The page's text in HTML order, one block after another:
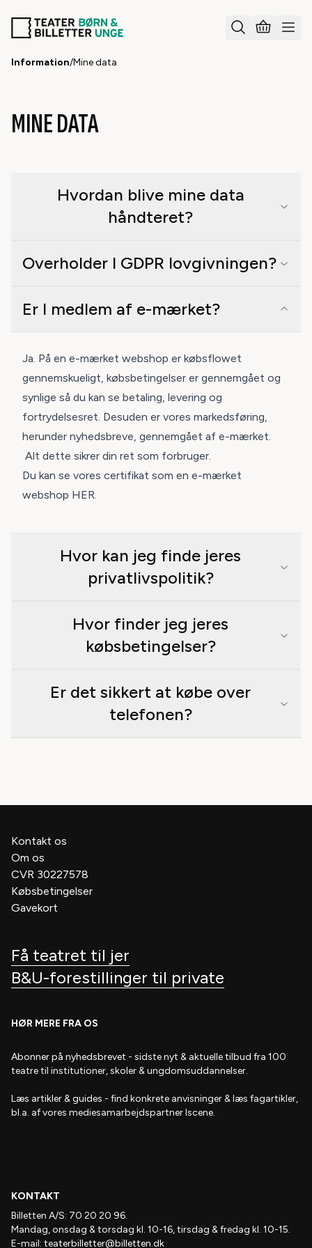
Information/Mine data
MINE DATA
Hvordan blive mine data
håndteret?
Overholder I GDPR lovgivningen?
Er I medlem af e-mærket?
Ja. På en e-mærket webshop er købsflowet
gennemskueligt, købsbetingelser er gennemgået og
synlige så du kan se betaling, levering og
fortrydelsesret. Desuden er vores markedsføring,
herunder nyhedsbreve, gennemgået af e-mærket.
Alt dette sikrer din ret som forbruger.
Du kan se vores certifikat som en e-mærket
webshop HER.
Hvor kan jeg finde jeres
privatlivspolitik?
Hvor finder jeg jeres
købsbetingelser?
Er det sikkert at købe over
telefonen?
Kontakt os
Om os
CVR 30227578
Købsbetingelser
Gavekort
Få teatret til jer
B&U-forestillinger til private
HØR MERE FRA OS
Abonner på nyhedsbrevet - sidste nyt & aktuelle tilbud fra 100
teatre til institutioner, skoler & ungdomsuddannelser.
Læs artikler & guides - find konkrete anvisninger & læs fagartikler,
bl.a. af vores mediesamarbejdspartner Iscene.
KONTAKT
Billetten A/S: 70 20 20 96.
Mandag, onsdag & torsdag kl. 10-16, tirsdag & fredag kl. 10-15.
E-mail: teaterbilletter@billetten.dk